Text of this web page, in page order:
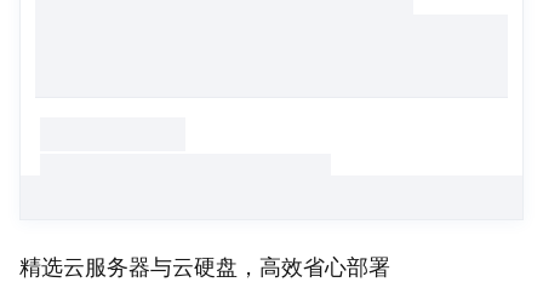
精选云服务器与云硬盘，高效省心部署